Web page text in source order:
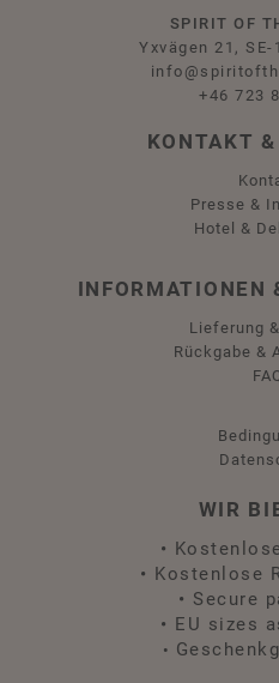
SPIRIT OF
Yxvägen 21,
+46 723
KONTAKT
Presse &
Hotel &
INFORMATIONEN
Lieferung
Rückgabe &
WIR
•
• Kostenlose
• Secure
• EU sizes
•